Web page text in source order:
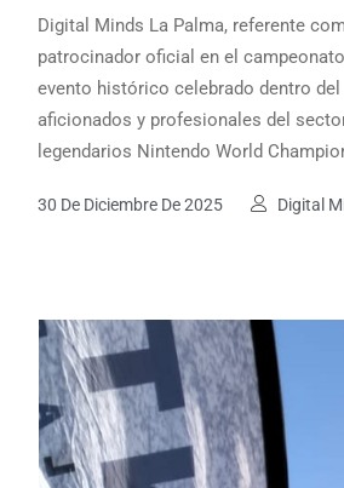
Digital Minds La Palma, referente
patrocinador oficial en el
evento histórico celebrado dentro
aficionados y profesionales del
legendarios Nintendo World
30 De Diciembre De 2025 Digital